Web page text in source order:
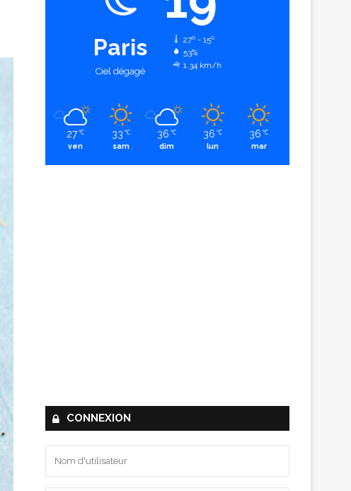
Paris
Ciel dégagé
27º - 15º
53%
1.34 km/h
27 ℃
ven
33 ℃
sam
36 ℃
dim
36 ℃
lun
36 ℃
mar
CONNEXION